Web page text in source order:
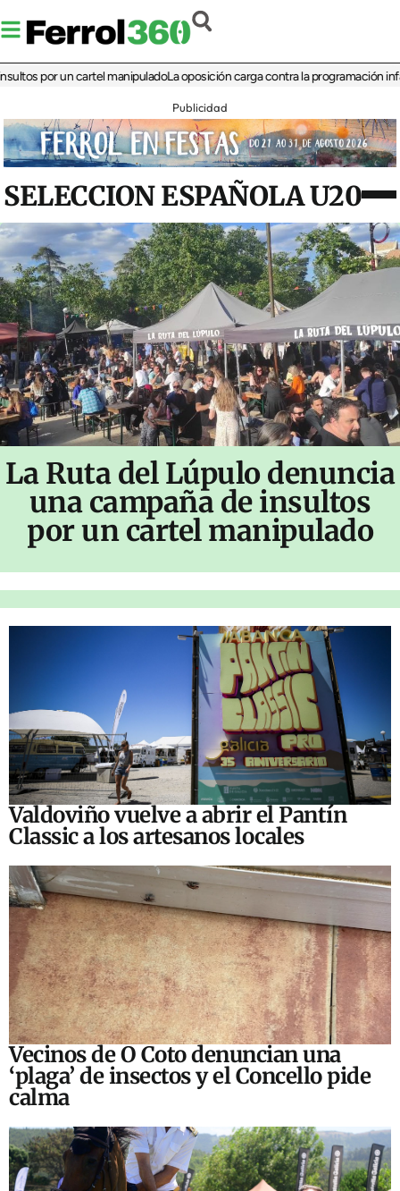
por un cartel manipuladoLa oposición carga contra la programación infantil
Publicidad
SELECCION ESPAÑOLA U20
La Ruta del Lúpulo denuncia
una campaña de insultos
por un cartel manipulado
Valdoviño vuelve a abrir el Pantín
Classic a los artesanos locales
Vecinos de O Coto denuncian una
‘plaga’ de insectos y el Concello pide
calma